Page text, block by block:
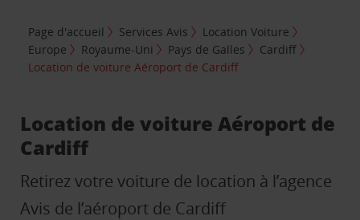
Page d'accueil Services Avis
Location Voiture
Europe
Royaume-Uni Pays de Galles
Cardiff
Location de voiture Aéroport de Cardiff
Location de voiture Aéroport de
Cardiff
Retirez votre voiture de location à l’agence
Avis de l’aéroport de Cardiff